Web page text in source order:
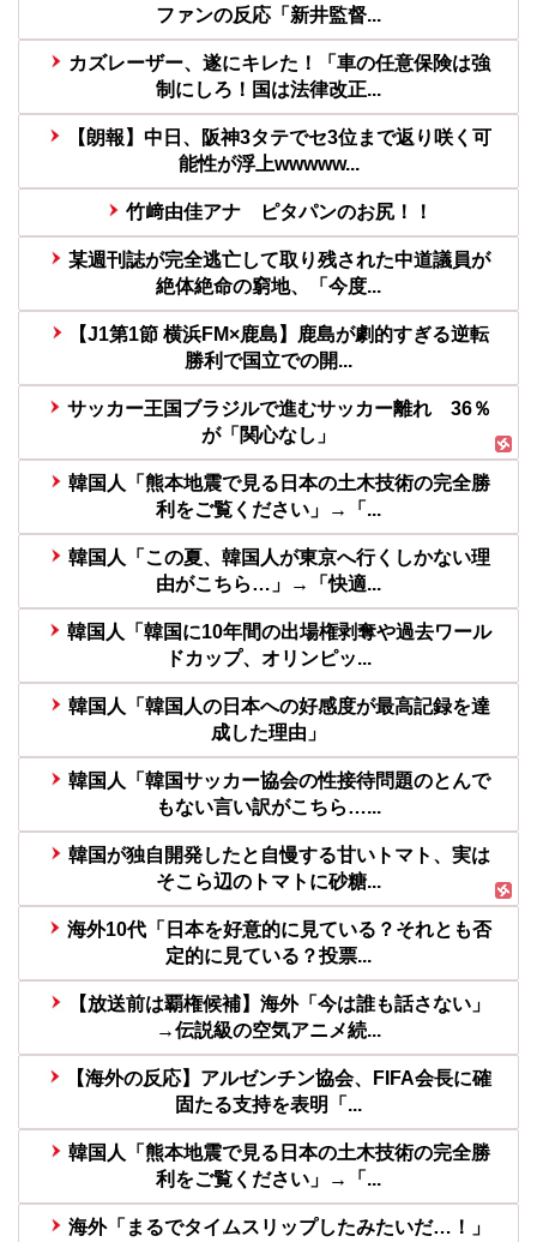
ファンの反応「新井監督...
カズレーザー、遂にキレた！「車の任意保険は強
制にしろ！国は法律改正...
【朗報】中日、阪神3タテでセ3位まで返り咲く可
能性が浮上wwwww...
竹﨑由佳アナ ピタパンのお尻！！
某週刊誌が完全逃亡して取り残された中道議員が
絶体絶命の窮地、「今度...
【J1第1節 横浜FM×鹿島】鹿島が劇的すぎる逆転
勝利で国立での開...
サッカー王国ブラジルで進むサッカー離れ 36％
が「関心なし」
韓国人「熊本地震で見る日本の土木技術の完全勝
利をご覧ください」→「...
韓国人「この夏、韓国人が東京へ行くしかない理
由がこちら…」→「快適...
韓国人「韓国に10年間の出場権剥奪や過去ワール
ドカップ、オリンピッ...
韓国人「韓国人の日本への好感度が最高記録を達
成した理由」
韓国人「韓国サッカー協会の性接待問題のとんで
もない言い訳がこちら…...
韓国が独自開発したと自慢する甘いトマト、実は
そこら辺のトマトに砂糖...
海外10代「日本を好意的に見ている？それとも否
定的に見ている？投票...
【放送前は覇権候補】海外「今は誰も話さない」
→伝説級の空気アニメ続...
【海外の反応】アルゼンチン協会、FIFA会長に確
固たる支持を表明「...
韓国人「熊本地震で見る日本の土木技術の完全勝
利をご覧ください」→「...
海外「まるでタイムスリップしたみたいだ…！」